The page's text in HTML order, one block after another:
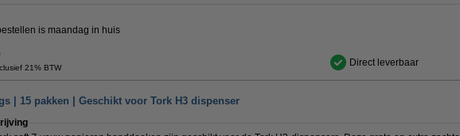
is maandag in huis
21% BTW Direct leverbaar
| 15 pakken | Geschikt voor Tork H3 dispenser